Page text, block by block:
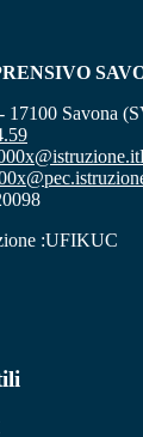
17100 Savona
:UFIKUC